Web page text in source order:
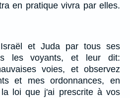
en pratique vivra par elles.
et Juda par tous ses
les voyants, et leur dit:
voies, et observez
et mes ordonnances, en
loi que j'ai prescrite à vos